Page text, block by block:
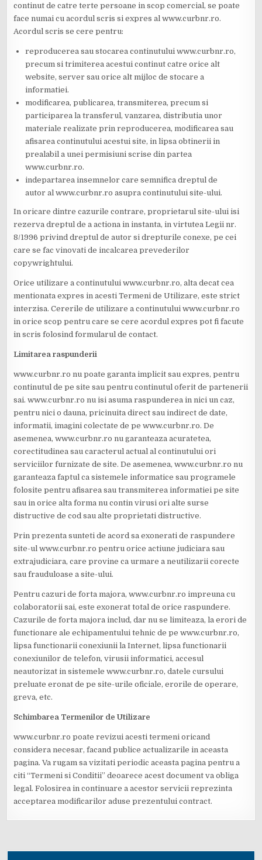
continut de catre terte persoane in scop comercial, se poate
face numai cu acordul scris si expres al www.curbnr.ro.
Acordul scris se cere pentru:
reproducerea sau stocarea continutului www.curbnr.ro,
precum si trimiterea acestui continut catre orice alt
website, server sau orice alt mijloc de stocare a
informatiei.
modificarea, publicarea, transmiterea, precum si
participarea la transferul, vanzarea, distributia unor
materiale realizate prin reproducerea, modificarea sau
afisarea continutului acestui site, in lipsa obtinerii in
prealabil a unei permisiuni scrise din partea
www.curbnr.ro.
indepartarea insemnelor care semnifica dreptul de
autor al www.curbnr.ro asupra continutului site-ului.
In oricare dintre cazurile contrare, proprietarul site-ului isi
rezerva dreptul de a actiona in instanta, in virtutea Legii nr.
8/1996 privind dreptul de autor si drepturile conexe, pe cei
care se fac vinovati de incalcarea prevederilor
copywrightului.
Orice utilizare a continutului www.curbnr.ro, alta decat cea
mentionata expres in acesti Termeni de Utilizare, este strict
interzisa. Cererile de utilizare a continutului www.curbnr.ro
in orice scop pentru care se cere acordul expres pot fi facute
in scris folosind formularul de contact.
Limitarea raspunderii
www.curbnr.ro nu poate garanta implicit sau expres, pentru
continutul de pe site sau pentru continutul oferit de partenerii
sai. www.curbnr.ro nu isi asuma raspunderea in nici un caz,
pentru nici o dauna, pricinuita direct sau indirect de date,
informatii, imagini colectate de pe www.curbnr.ro. De
asemenea, www.curbnr.ro nu garanteaza acuratetea,
corectitudinea sau caracterul actual al continutului ori
serviciilor furnizate de site. De asemenea, www.curbnr.ro nu
garanteaza faptul ca sistemele informatice sau programele
folosite pentru afisarea sau transmiterea informatiei pe site
sau in orice alta forma nu contin virusi ori alte surse
distructive de cod sau alte proprietati distructive.
Prin prezenta sunteti de acord sa exonerati de raspundere
site-ul www.curbnr.ro pentru orice actiune judiciara sau
extrajudiciara, care provine ca urmare a neutilizarii corecte
sau frauduloase a site-ului.
Pentru cazuri de forta majora, www.curbnr.ro impreuna cu
colaboratorii sai, este exonerat total de orice raspundere.
Cazurile de forta majora includ, dar nu se limiteaza, la erori de
functionare ale echipamentului tehnic de pe www.curbnr.ro,
lipsa functionarii conexiunii la Internet, lipsa functionarii
conexiunilor de telefon, virusii informatici, accesul
neautorizat in sistemele www.curbnr.ro, datele cursului
preluate eronat de pe site-urile oficiale, erorile de operare,
greva, etc.
Schimbarea Termenilor de Utilizare
www.curbnr.ro poate revizui acesti termeni oricand
considera necesar, facand publice actualizarile in aceasta
pagina. Va rugam sa vizitati periodic aceasta pagina pentru a
citi “Termeni si Conditii” deoarece acest document va obliga
legal. Folosirea in continuare a acestor servicii reprezinta
acceptarea modificarilor aduse prezentului contract.